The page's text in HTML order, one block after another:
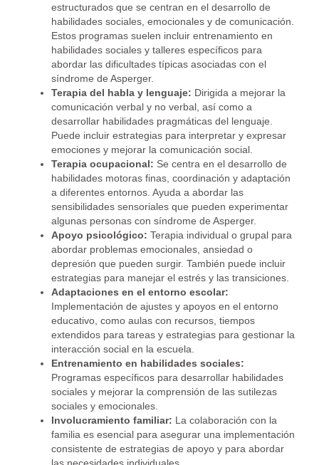
estructurados que se centran en el desarrollo de
habilidades sociales, emocionales y de comunicación.
Estos programas suelen incluir entrenamiento en
habilidades sociales y talleres específicos para
abordar las dificultades típicas asociadas con el
síndrome de Asperger.
Terapia del habla y lenguaje: Dirigida a mejorar la
comunicación verbal y no verbal, así como a
desarrollar habilidades pragmáticas del lenguaje.
Puede incluir estrategias para interpretar y expresar
emociones y mejorar la comunicación social.
Terapia ocupacional: Se centra en el desarrollo de
habilidades motoras finas, coordinación y adaptación
a diferentes entornos. Ayuda a abordar las
sensibilidades sensoriales que pueden experimentar
algunas personas con síndrome de Asperger.
Apoyo psicológico: Terapia individual o grupal para
abordar problemas emocionales, ansiedad o
depresión que pueden surgir. También puede incluir
estrategias para manejar el estrés y las transiciones.
Adaptaciones en el entorno escolar:
Implementación de ajustes y apoyos en el entorno
educativo, como aulas con recursos, tiempos
extendidos para tareas y estrategias para gestionar la
interacción social en la escuela.
Entrenamiento en habilidades sociales:
Programas específicos para desarrollar habilidades
sociales y mejorar la comprensión de las sutilezas
sociales y emocionales.
Involucramiento familiar: La colaboración con la
familia es esencial para asegurar una implementación
consistente de estrategias de apoyo y para abordar